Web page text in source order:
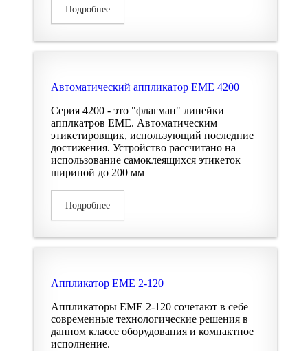
Подробнее
Автоматический аппликатор EME 4200
Серия 4200 - это "флагман" линейки
апплкатров EME. Автоматическим
этикетировщик, использующий последние
достижения. Устройство рассчитано на
использование самоклеящихся этикеток
шириной до 200 мм
Подробнее
Аппликатор EME 2-120
Аппликаторы EME 2-120 сочетают в себе
современные технологические решения в
данном классе оборудования и компактное
исполнение.